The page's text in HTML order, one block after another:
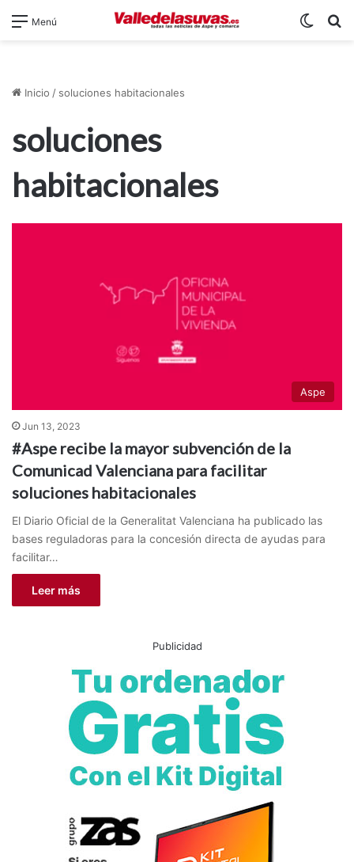
Menú
Inicio / soluciones habitacionales
soluciones
habitacionales
Aspe
Jun 13, 2023
#Aspe recibe la mayor subvención de la
Comunicad Valenciana para facilitar
soluciones habitacionales
El Diario Oficial de la Generalitat Valenciana ha publicado las
bases reguladoras para la concesión directa de ayudas para
facilitar…
Leer más
Publicidad